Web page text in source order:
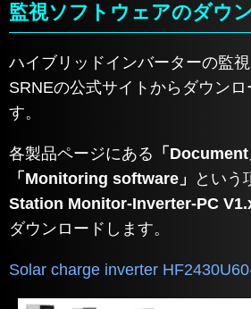
監視ソフトウェアのダウ
ハイブリッドインバーターの監
SRNEの公式サイトからダウン
す。
各製品ページにある 「Document
「Monitoring software」
という
Station Monitor-Inverter-PC V1.x
ダウンロードします。
Solar charge inverter